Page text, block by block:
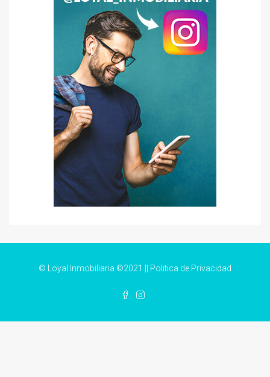
© Loyal Inmobiliaria ©2021 || Politica de Privacidad